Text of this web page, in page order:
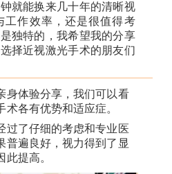
就能换来几十年的清晰视
工作效率，还是很值得考
独特的，我希望我的分享
择近视激光手术的朋友们
身体验分享，我们可以看
各有优势和适应症。
过了仔细的考虑和专业医
普遍良好，视力得到了显
提高。